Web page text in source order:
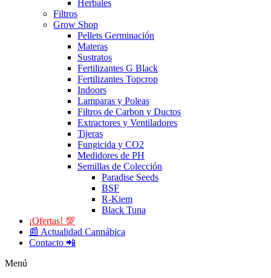
Herbales
Filtros
Grow Shop
Pellets Germinación
Materas
Sustratos
Fertilizantes G Black
Fertilizantes Topcrop
Indoors
Lamparas y Poleas
Filtros de Carbon y Ductos
Extractores y Ventiladores
Tijeras
Fungicida y CO2
Medidores de PH
Semillas de Colección
Paradise Seeds
BSF
R-Kiem
Black Tuna
¡Ofertas! 💯
📰 Actualidad Cannábica
Contacto 📲
Menú